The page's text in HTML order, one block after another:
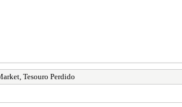
Tesouro Perdido